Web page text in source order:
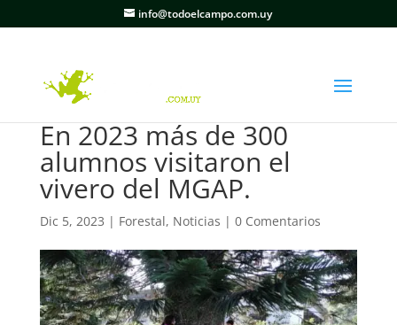
info@todoelcampo.com.uy
En 2023 más de 300
alumnos visitaron el
vivero del MGAP.
Dic 5, 2023 | Forestal, Noticias | 0 Comentarios